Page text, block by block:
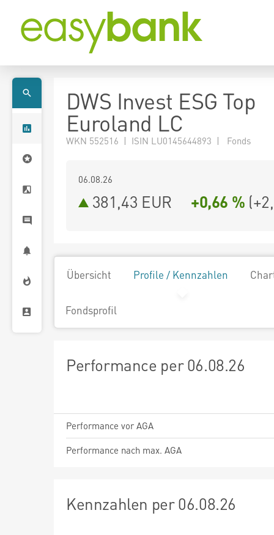
DWS Invest ESG Top
Euroland LC
WKN 552516 | ISIN LU0145644893 | Fonds
06.08.26
381,43 EUR +0,66 % (
Übersicht Profile / Kennzahlen
Fondsprofil
Performance per 06.08.26
Performance vor AGA
Performance nach max. AGA
Kennzahlen per 06.08.26